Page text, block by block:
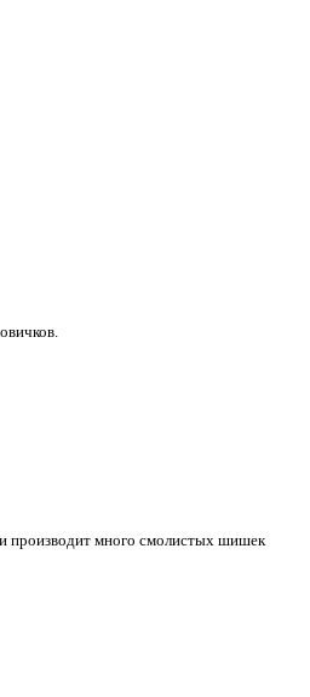
производит много смолистых шишек